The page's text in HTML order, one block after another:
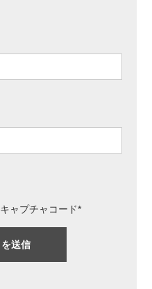
キャプチャコード*